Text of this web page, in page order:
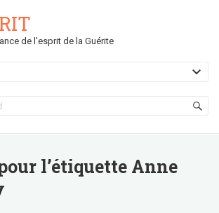
de l'esprit de la Guérite
l’étiquette Anne